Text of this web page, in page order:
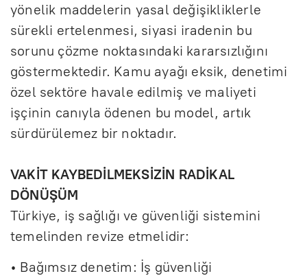
yönelik maddelerin yasal değişikliklerle
sürekli ertelenmesi, siyasi iradenin bu
sorunu çözme noktasındaki kararsızlığını
göstermektedir. Kamu ayağı eksik, denetimi
özel sektöre havale edilmiş ve maliyeti
işçinin canıyla ödenen bu model, artık
sürdürülemez bir noktadır.
VAKİT KAYBEDİLMEKSİZİN RADİKAL
DÖNÜŞÜM
Türkiye, iş sağlığı ve güvenliği sistemini
temelinden revize etmelidir:
• Bağımsız denetim: İş güvenliği